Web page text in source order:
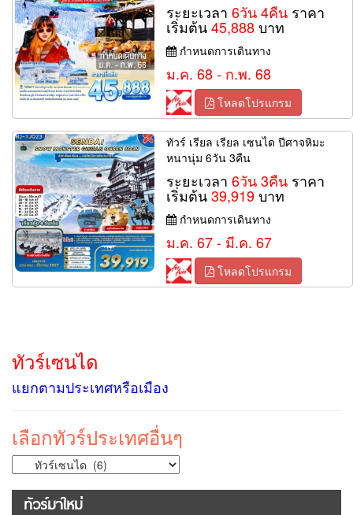
ระยะเวลา6วัน 4คืน ราคา
เริ่มต้น45,888บาท
กำหนดการเดินทาง
ม.ค. 68 - ก.พ. 68
โหลดโปรแกรม
ทัวร์ เรียล เรียล เซนได ปีศาจหิมะ
หนานุ่ม 6วัน 3คืน
ระยะเวลา6วัน 3คืน ราคา
เริ่มต้น39,919บาท
กำหนดการเดินทาง
ม.ค. 67 - มี.ค. 67
โหลดโปรแกรม
ทัวร์เซนได
แยกตามประเทศหรือเมือง
เลือกทัวร์ประเทศอื่นๆ
ทัวร์มาใหม่